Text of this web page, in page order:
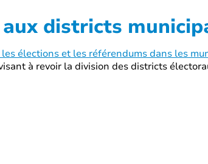
districts
les élections et les référendums dans les
à revoir la division des districts